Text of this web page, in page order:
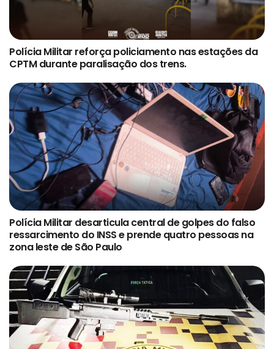
Polícia Militar reforça policiamento nas estações da
CPTM durante paralisação dos trens.
Polícia Militar desarticula central de golpes do falso
ressarcimento do INSS e prende quatro pessoas na
zona leste de São Paulo